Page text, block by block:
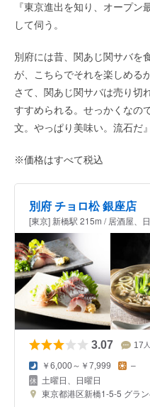
『東京進出を知り、オープ
して伺う。
別府には昔、関あじ関サバを
が、こちらでそれを楽しめる
さて、関あじ関サバは売り切
すすめられる。せっかくなの
文。やっぱり美味い。流石だ
※価格はすべて税込
別府 チョロ松 銀座店
[東京] 新橋駅 215m / 居酒屋、
3.07 17 人
￥6,000～￥7,999 –
土曜日、日曜日
東京都港区新橋1-5-5 グラ